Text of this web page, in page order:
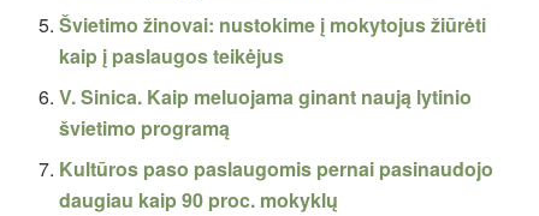
Švietimo žinovai: nustokime į mokytojus žiūrėti
kaip į paslaugos teikėjus
V. Sinica. Kaip meluojama ginant naują lytinio
švietimo programą
Kultūros paso paslaugomis pernai pasinaudojo
daugiau kaip 90 proc. mokyklų